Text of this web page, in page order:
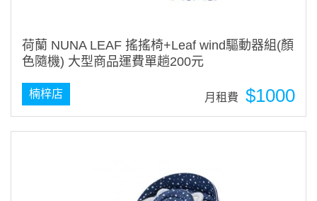
荷蘭 NUNA LEAF 搖搖椅+Leaf wind驅動器組(顏
色隨機) 大型商品運費單趟200元
$1000
月租費
楠梓店